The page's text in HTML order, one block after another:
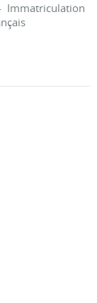
Immatriculation